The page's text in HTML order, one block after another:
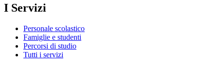
I Servizi
Personale scolastico
Famiglie e studenti
Percorsi di studio
Tutti i servizi